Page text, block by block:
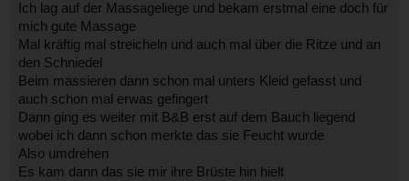
Ich lag auf der Massageliege und bekam erstmal eine doch für
mich gute Massage
Mal kräftig mal streicheln und auch mal über die Ritze und an
den Schniedel
Beim massieren dann schon mal unters Kleid gefasst und
auch schon mal erwas gefingert
Dann ging es weiter mit B&B erst auf dem Bauch liegend
wobei ich dann schon merkte das sie Feucht wurde
Also umdrehen
Es kam dann das sie mir ihre Brüste hin hielt